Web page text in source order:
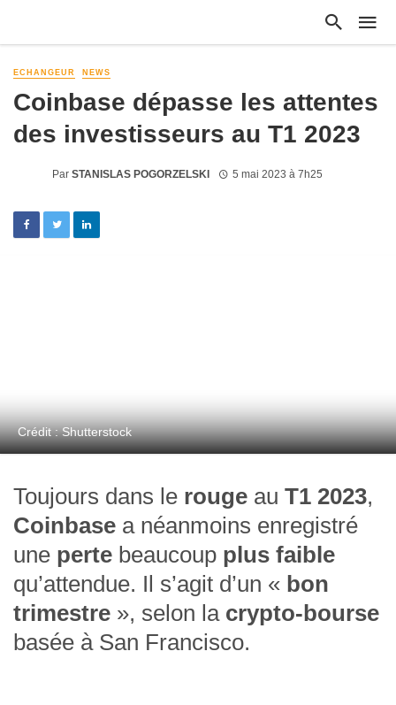
ECHANGEUR NEWS
Coinbase dépasse les attentes
des investisseurs au T1 2023
Par STANISLAS POGORZELSKI 5 mai 2023 à 7h25
Crédit : Shutterstock
Toujours dans le rouge au T1 2023,
Coinbase a néanmoins enregistré
une perte beaucoup plus faible
qu’attendue. Il s’agit d’un « bon
trimestre », selon la crypto-bourse
basée à San Francisco.